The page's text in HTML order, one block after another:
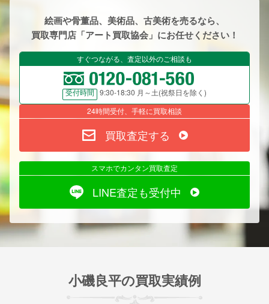
絵画や骨董品、美術品、古美術を売るなら、
買取専門店「アート買取協会」にお任せください！
すぐつながる、査定以外のご相談も
受付時間
9:30-18:30 月～土(祝祭日を除く)
24時間受付、手軽に買取相談
買取査定する
スマホでカンタン買取査定
LINE査定も受付中
小磯良平の買取実績例